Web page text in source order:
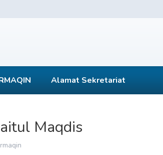
Alamat Sekretariat
Maqdis